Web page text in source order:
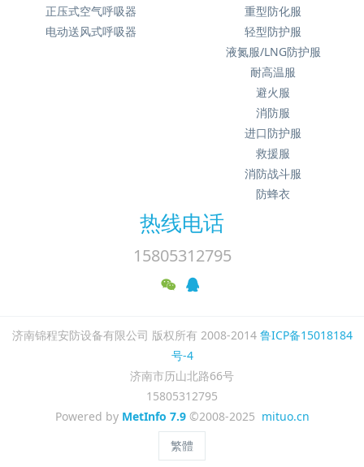
正压式空气呼吸器
电动送风式呼吸器
重型防化服
轻型防护服
液氮服/LNG防护服
耐高温服
避火服
消防服
进口防护服
救援服
消防战斗服
防蜂衣
热线电话
15805312795
济南锦程安防设备有限公司 版权所有 2008-2014 鲁ICP备15018184
号-4
济南市历山北路66号
15805312795
Powered by MetInfo 7.9©2008-2025 mituo.cn
繁體